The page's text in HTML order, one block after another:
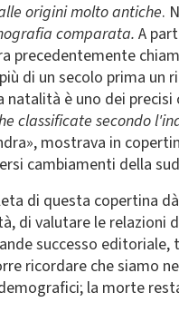
origini molto antiche.
comparata. A
precedentemente
di un secolo prima
natalità è uno dei
classificate secondo
mostrava in
cambiamenti della
di questa copertina
di valutare le relazioni
successo
ricordare che siamo
la morte